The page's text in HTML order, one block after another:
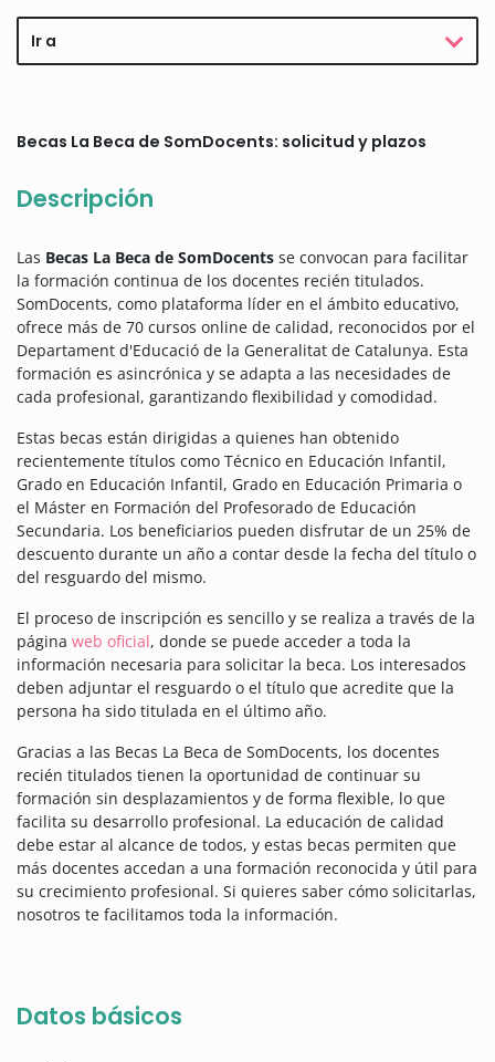
Ir a
Becas La Beca de SomDocents: solicitud y plazos
Descripción
Las Becas La Beca de SomDocents se convocan para facilitar
la formación continua de los docentes recién titulados.
SomDocents, como plataforma líder en el ámbito educativo,
ofrece más de 70 cursos online de calidad, reconocidos por el
Departament d'Educació de la Generalitat de Catalunya. Esta
formación es asincrónica y se adapta a las necesidades de
cada profesional, garantizando flexibilidad y comodidad.
Estas becas están dirigidas a quienes han obtenido
recientemente títulos como Técnico en Educación Infantil,
Grado en Educación Infantil, Grado en Educación Primaria o
el Máster en Formación del Profesorado de Educación
Secundaria. Los beneficiarios pueden disfrutar de un 25% de
descuento durante un año a contar desde la fecha del título o
del resguardo del mismo.
El proceso de inscripción es sencillo y se realiza a través de la
página web oficial, donde se puede acceder a toda la
información necesaria para solicitar la beca. Los interesados
deben adjuntar el resguardo o el título que acredite que la
persona ha sido titulada en el último año.
Gracias a las Becas La Beca de SomDocents, los docentes
recién titulados tienen la oportunidad de continuar su
formación sin desplazamientos y de forma flexible, lo que
facilita su desarrollo profesional. La educación de calidad
debe estar al alcance de todos, y estas becas permiten que
más docentes accedan a una formación reconocida y útil para
su crecimiento profesional. Si quieres saber cómo solicitarlas,
nosotros te facilitamos toda la información.
Datos básicos